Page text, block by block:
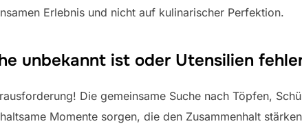
Erlebnis und nicht auf kulinarischer Perfektion.
unbekannt ist oder Utensilien
Die gemeinsame Suche nach Töpfen,
Momente sorgen, die den Zusammenhalt